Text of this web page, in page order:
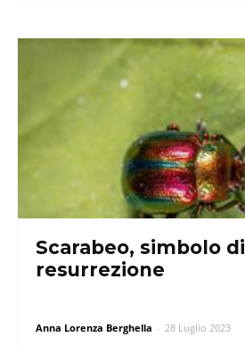
Scarabeo, simbolo di
resurrezione
Anna Lorenza Berghella - 28 Luglio 2023